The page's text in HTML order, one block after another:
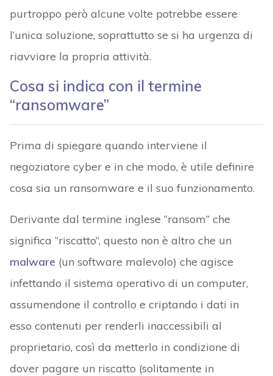
purtroppo però alcune volte potrebbe essere
l’unica soluzione, soprattutto se si ha urgenza di
riavviare la propria attività.
Cosa si indica con il termine
“ransomware”
Prima di spiegare quando interviene il
negoziatore cyber e in che modo, è utile definire
cosa sia un ransomware e il suo funzionamento.
Derivante dal termine inglese “ransom” che
significa “riscatto”, questo non è altro che un
malware (un software malevolo) che agisce
infettando il sistema operativo di un computer,
assumendone il controllo e criptando i dati in
esso contenuti per renderli inaccessibili al
proprietario, così da metterlo in condizione di
dover pagare un riscatto (solitamente in